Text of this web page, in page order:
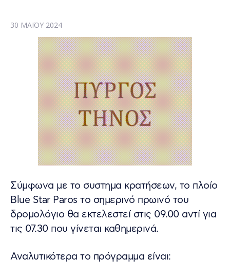
30 ΜΑΪ́ΟΥ 2024
Σύμφωνα με το συστημα κρατήσεων, το πλοίο
Blue Star Paros το σημερινό πρωινό του
δρομολόγιο θα εκτελεστεί στις 09.00 αντί για
τις 07.30 που γίνεται καθημερινά.
Αναλυτικότερα το πρόγραμμα είναι: